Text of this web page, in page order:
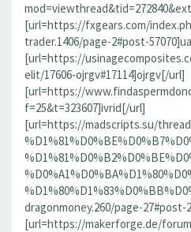
[url=https://fxgears.com/
trader.1406/page-2#post-
[url=https://
elit/17606-ojrgv#17114]ojrgv[/url]
[url=https://
f=25&t=323607]ivrid[/url]
[url=https://madscripts.su/
dragonmoney.260/page-
[url=https://makerforge.de/